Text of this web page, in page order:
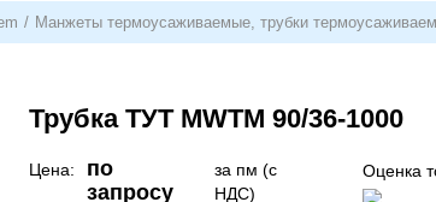
/ Манжеты термоусаживаемые, трубки
Трубка ТУТ MWTM 90/36-1000
Цена:
по
запросу
за пм (с
НДС)
Оценка